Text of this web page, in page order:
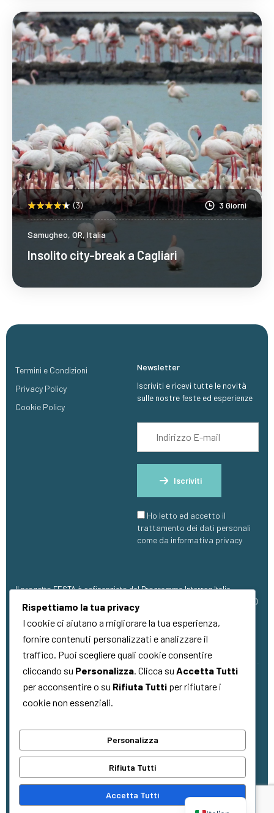
Scopri Di Più
(3) 3 Giorni
Samugheo, OR, Italia
Insolito city-break a Cagliari
Termini e Condizioni
Privacy Policy
Cookie Policy
Newsletter
Iscriviti e ricevi tutte le novità
sulle nostre feste ed esperienze
Iscriviti
Ho letto ed accetto il
trattamento dei dati personali
come da informativa privacy
Il progetto FESTA è cofinanziato dal Programma Interreg Italia-
Francia Marittimo 2021 – 2027, con finanziamento pari a €1.273.304,00
(FESR).
Copyright © 2026 Quality Made. Tutti i
diritti riservati
La cooperazione al cuore del
Mediterraneo
La coopération au cœur de la
Méditerranée
Rispettiamo la tua privacy
I cookie ci aiutano a migliorare la tua esperienza,
fornire contenuti personalizzati e analizzare il
traffico. Puoi scegliere quali cookie consentire
cliccando su Personalizza . Clicca su Accetta Tutti
per acconsentire o su Rifiuta Tutti per rifiutare i
cookie non essenziali.
Personalizza
Rifiuta Tutti
Accetta Tutti